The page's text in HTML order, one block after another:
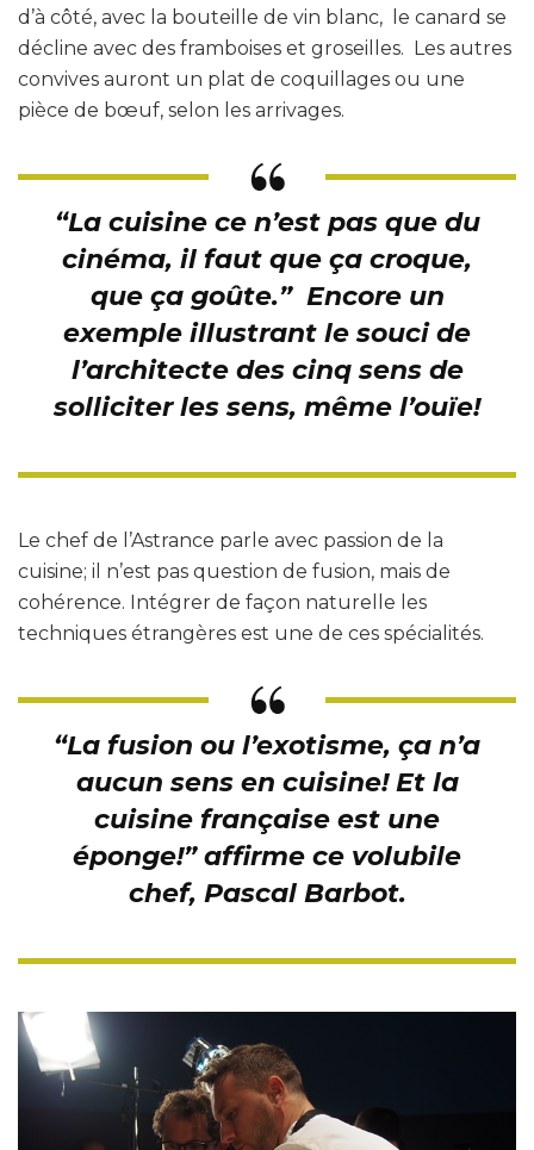
d’à côté, avec la bouteille de vin blanc, le canard se
décline avec des framboises et groseilles. Les autres
convives auront un plat de coquillages ou une
pièce de bœuf, selon les arrivages.
“La cuisine ce n’est pas que du
cinéma, il faut que ça croque,
que ça goûte.” Encore un
exemple illustrant le souci de
l’architecte des cinq sens de
solliciter les sens, même l’ouïe!
Le chef de l’Astrance parle avec passion de la
cuisine; il n’est pas question de fusion, mais de
cohérence. Intégrer de façon naturelle les
techniques étrangères est une de ces spécialités.
“La fusion ou l’exotisme, ça n’a
aucun sens en cuisine! Et la
cuisine française est une
éponge!” affirme ce volubile
chef, Pascal Barbot.